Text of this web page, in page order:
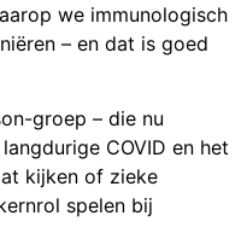
we immunologisch
– en dat is goed
groep – die nu
COVID en het
kijken of zieke
spelen bij